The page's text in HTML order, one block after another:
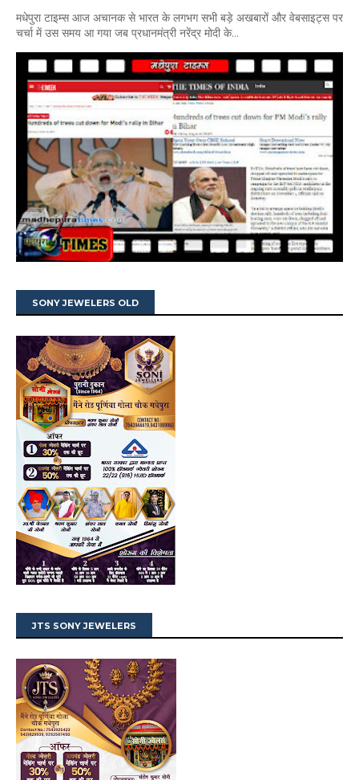
मधेपुरा टाइम्स आज अचानक से भारत के लगभग सभी बड़े अखबारों और वेबसाइट्स पर
चर्चा में उस समय आ गया जब प्रधानमंत्री नरेंद्र मोदी के...
SONY JEWELERS OLD
JTS SONY JEWELERS